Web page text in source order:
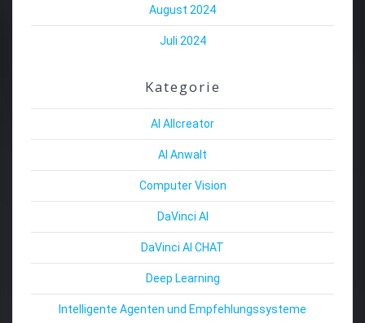
August 2024
Juli 2024
Kategorie
AI Allcreator
AI Anwalt
Computer Vision
DaVinci AI
DaVinci AI CHAT
Deep Learning
Intelligente Agenten und Empfehlungssysteme